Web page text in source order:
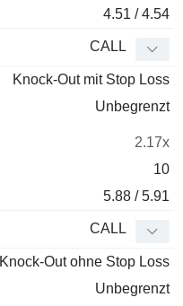
4.51 / 4.54
CALL
Knock-Out mit Stop Loss
Unbegrenzt
2.17x
10
5.88 / 5.91
CALL
Knock-Out ohne Stop Loss
Unbegrenzt